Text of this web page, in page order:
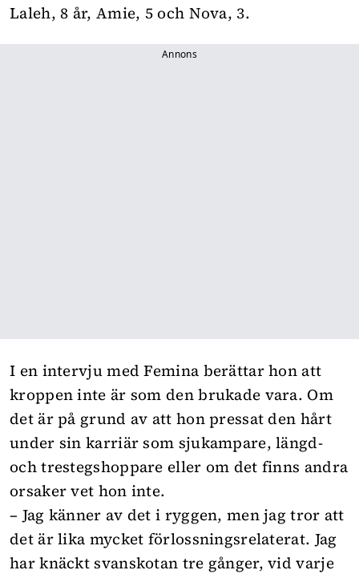
Laleh, 8 år, Amie, 5 och Nova, 3.
Annons
I en intervju med Femina berättar hon att
kroppen inte är som den brukade vara. Om
det är på grund av att hon pressat den hårt
under sin karriär som sjukampare, längd-
och trestegshoppare eller om det finns andra
orsaker vet hon inte.
– Jag känner av det i ryggen, men jag tror att
det är lika mycket förlossningsrelaterat. Jag
har knäckt svanskotan tre gånger, vid varje